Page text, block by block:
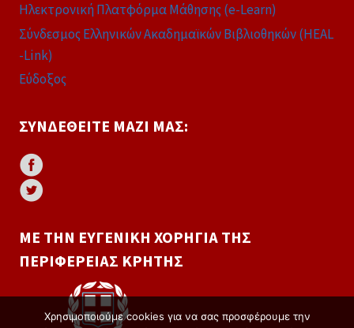
Ηλεκτρονική Πλατφόρμα Μάθησης (e-Learn)
Σύνδεσμος Ελληνικών Ακαδημαϊκών Βιβλιοθηκών (HEAL
-Link)
Εύδοξος
ΣΥΝΔΕΘΕΊΤΕ ΜΑΖΊ ΜΑΣ:
ΜΕ ΤΗΝ ΕΥΓΕΝΙΚΉ ΧΟΡΗΓΊΑ ΤΗΣ
ΠΕΡΙΦΈΡΕΙΑΣ ΚΡΉΤΗΣ
Χρησιμοποιούμε cookies για να σας προσφέρουμε την